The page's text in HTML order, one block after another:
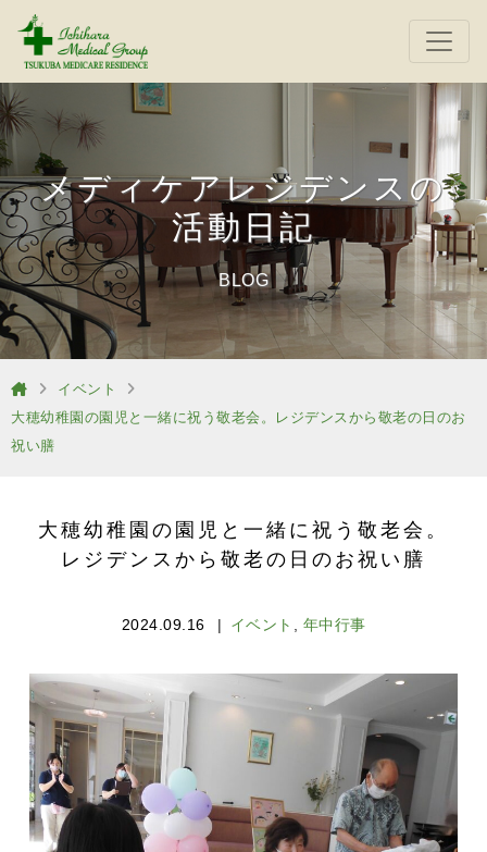
メディケアレジデンスの
活動日記
BLOG
イベント
大穂幼稚園の園児と一緒に祝う敬老会。レジデンスから敬老の日のお
祝い膳
大穂幼稚園の園児と一緒に祝う敬老会。
レジデンスから敬老の日のお祝い膳
2024.09.16 イベント 年中行事